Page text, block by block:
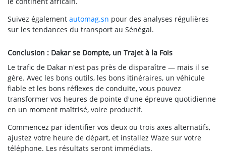
Suivez également automag.sn pour des analyses régulières
sur les tendances du transport au Sénégal.
Conclusion : Dakar se Dompte, un Trajet à la Fois
Le trafic de Dakar n'est pas près de disparaître — mais il se
gère. Avec les bons outils, les bons itinéraires, un véhicule
fiable et les bons réflexes de conduite, vous pouvez
transformer vos heures de pointe d'une épreuve quotidienne
en un moment maîtrisé, voire productif.
Commencez par identifier vos deux ou trois axes alternatifs,
ajustez votre heure de départ, et installez Waze sur votre
téléphone. Les résultats seront immédiats.